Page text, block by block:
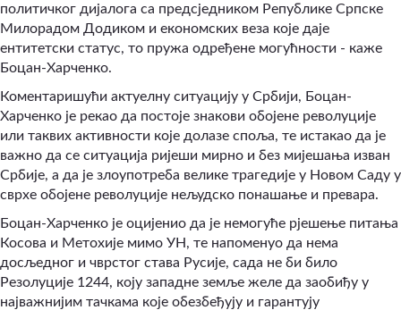
политичког дијалога са предсједником Републике Српске
Милорадом Додиком и економских веза које даје
ентитетски статус, то пружа одређене могућности - каже
Боцан-Харченко.
Коментаришући актуелну ситуацију у Србији, Боцан-
Харченко је рекао да постоје знакови обојене револуције
или таквих активности које долазе споља, те истакао да је
важно да се ситуација ријеши мирно и без мијешања изван
Србије, а да је злоупотреба велике трагедије у Новом Саду у
сврхе обојене револуције нељудско понашање и превара.
Боцан-Харченко је оцијенио да је немогуће рјешење питања
Косова и Метохије мимо УН, те напоменуо да нема
досљедног и чврстог става Русије, сада не би било
Резолуције 1244, коју западне земље желе да заобиђу у
најважнијим тачкама које обезбеђују и гарантују